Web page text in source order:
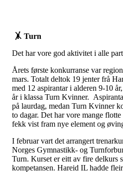
🤸 Turn
Det har vore god aktivitet i alle
Årets første konkurranse var
mars. Totalt deltok 19 jenter frå
med 12 aspirantar i alderen 9-10
år i klassa Turn Kvinner.
på laurdag, medan Turn Kvinner
to dagar. Det har vore mange
fekk vist fram nye element og
I februar vart det arrangert
Norges Gymnastikk- og
Turn. Kurset er eitt av fire delkurs
kompetansen. Hareid IL hadde